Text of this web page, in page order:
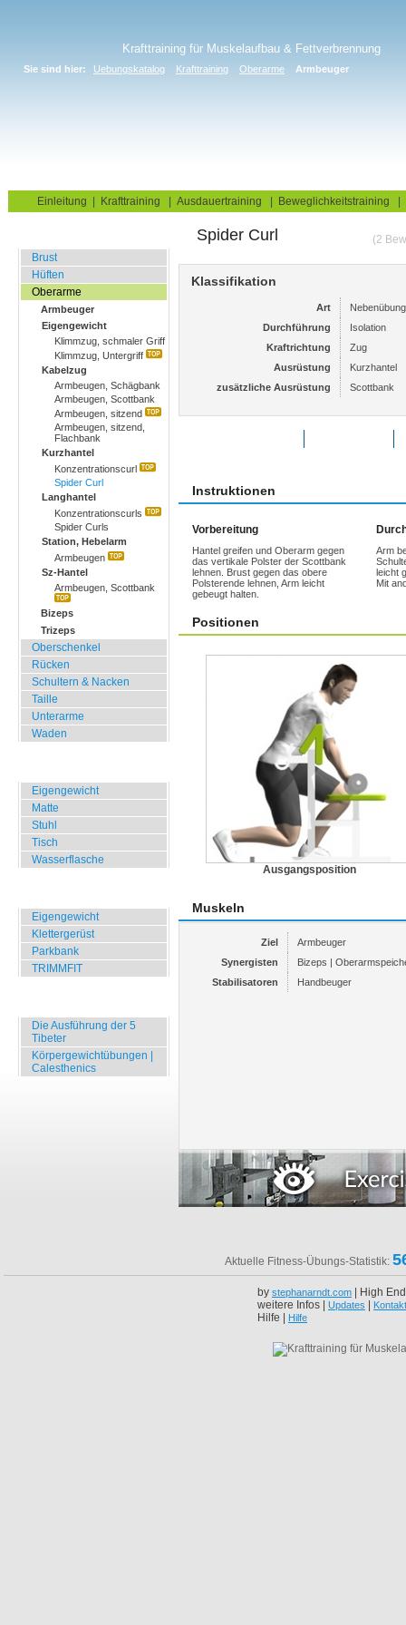
Krafttraining für Muskelaufbau & Fettverbrennung
Sie sind hier: Uebungskatalog Krafttraining Oberarme Armbeuger
Einleitung Krafttraining Ausdauertraining Beweglichkeitstraining
Brust
Hüften
Oberarme
Armbeuger
Eigengewicht
Klimmzug, schmaler Griff
Klimmzug, Untergriff
Kabelzug
Armbeugen, Schägbank
Armbeugen, Scottbank
Armbeugen, sitzend
Armbeugen, sitzend,
Flachbank
Kurzhantel
Konzentrationscurl
Spider Curl
Langhantel
Konzentrationscurls
Spider Curls
Station, Hebelarm
Armbeugen
Sz-Hantel
Armbeugen, Scottbank
Bizeps
Trizeps
Oberschenkel
Rücken
Schultern & Nacken
Taille
Unterarme
Waden
Eigengewicht
Matte
Stuhl
Tisch
Wasserflasche
Eigengewicht
Klettergerüst
Parkbank
TRIMMFIT
Die Ausführung der 5
Tibeter
Körpergewichtübungen |
Calesthenics
Spider Curl (2
Klassifikation
Art
Nebenübung
Durchführung
Isolation
Kraftrichtung
Zug
Ausrüstung
Kurzhantel
zusätzliche Ausrüstung
Scottbank
Instruktionen
Vorbereitung
Hantel greifen und Oberarm gegen
das vertikale Polster der Scottbank
lehnen. Brust gegen das obere
Polsterende lehnen, Arm leicht
gebeugt halten.
Arm
leicht
Mit
Positionen
Ausgangsposition
Muskeln
Ziel
Armbeuger
Synergisten
Bizeps |
Stabilisatoren
Handbeuger
Aktuelle Fitness-Übungs-Statistik:
by stephanarndt.com | High
weitere Infos | Updates Kontakt
Hilfe | Hilfe